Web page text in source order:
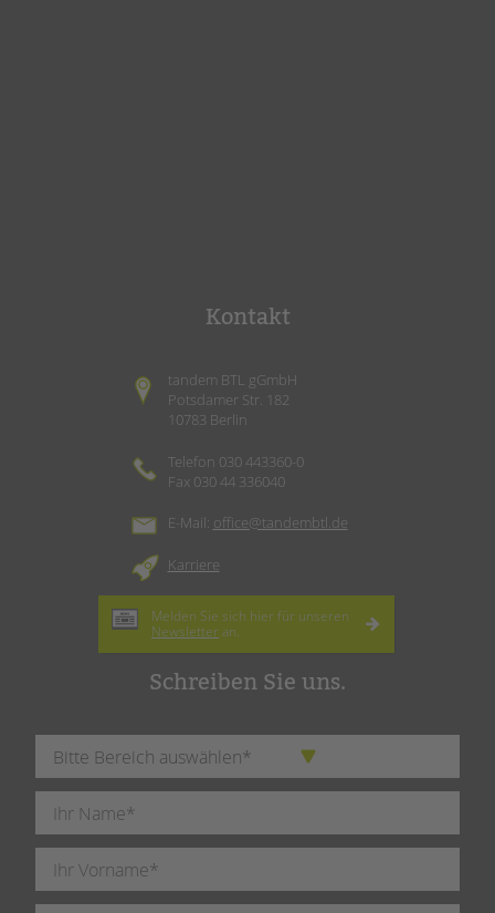
Kontakt
tandem BTL gGmbH
Potsdamer Str. 182
10783 Berlin
Telefon 030 443360-0
Fax 030 44 336040
E-Mail: office@tandembtl.de
Karriere
Melden Sie sich hier für unseren
Newsletter an.
Schreiben Sie uns.